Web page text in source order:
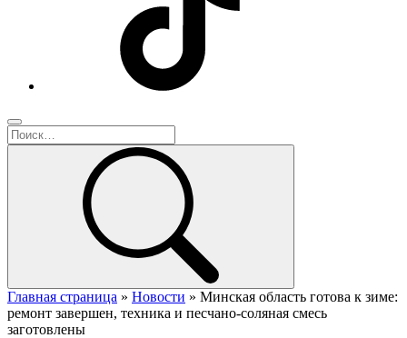
Главная страница » Новости » Минская область готова к зиме:
ремонт завершен, техника и песчано-соляная смесь
заготовлены